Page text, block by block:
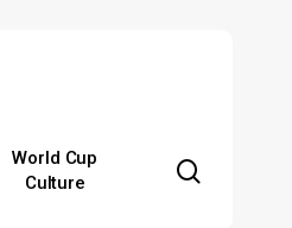
World Cup
Culture